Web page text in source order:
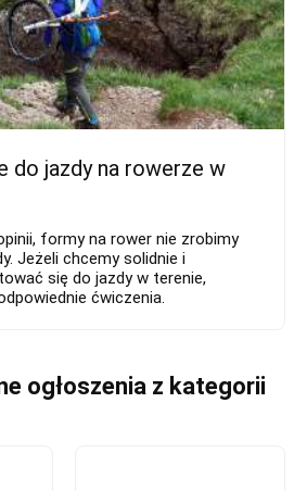
do jazdy na rowerze w
formy na rower nie zrobimy
Jeżeli chcemy solidnie i
się do jazdy w terenie,
ćwiczenia.
ogłoszenia z kategorii